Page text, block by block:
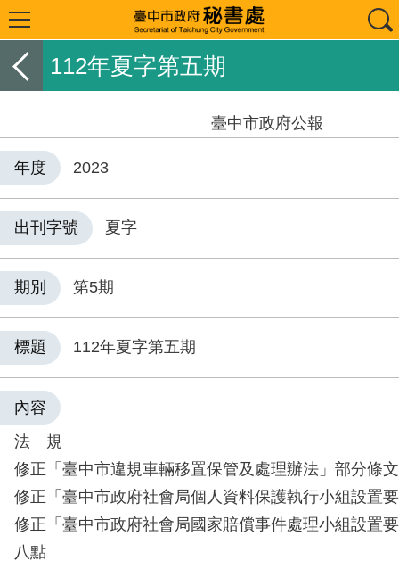
112年夏字第五期
臺中市政府公報
年度 2023
出刊字號 夏字
期別 第5期
標題 112年夏字第五期
內容
法 規
修正「臺中市違規車輛移置保管及處理辦法」部分條文
修正「臺中市政府社會局個人資料保護執行小組設置
修正「臺中市政府社會局國家賠償事件處理小組設置
八點